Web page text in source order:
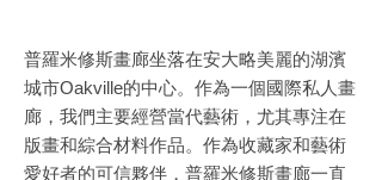
普羅米修斯畫廊坐落在安大略美麗的湖濱
城市Oakville的中心。作為一個國際私人畫
廊，我們主要經營當代藝術，尤其專注在
版畫和綜合材料作品。作為收藏家和藝術
愛好者的可信夥伴，普羅米修斯畫廊一直